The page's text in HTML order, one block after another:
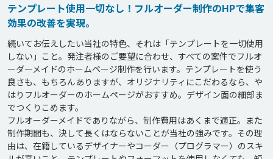
テンプレート使用一切なし！フルオーダー制作のHPで集客
効果の改善を実現。
続いてお伝えしたい当社の特色、それは「テンプレートを一切使用
しない」こと。発注者様のご要望に合わせ、すべての案件でフルオ
ーダーメイドのホームページ制作を行います。テンプレートを使う
良さも、もちろんありますが、オリジナリティにこだわるなら、や
はりフルオーダーのホームページがおすすめ。デザイン面の細部ま
でつくりこめます。
フルオーダーメイドでありながら、制作費用はあくまで適正。また
制作期間も、決して長くはならないことが当社の強みです。その理
由は、在籍しているデザイナーやコーダー（プログラマー）のスキ